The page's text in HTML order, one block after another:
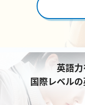
英語
国際レベル